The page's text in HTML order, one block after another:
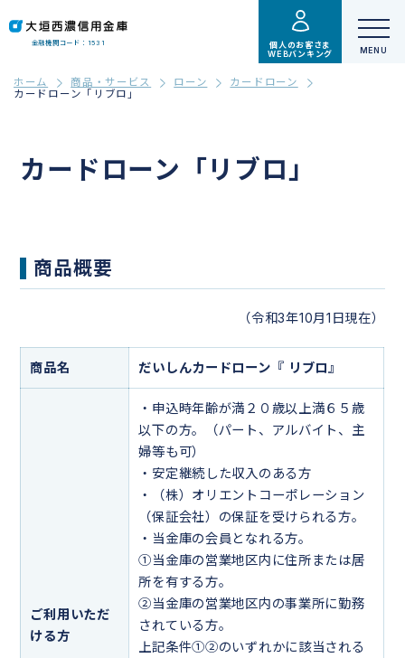
金融機関コード：1531
個人のお客さま
WEBバンキング
ホーム 商品・サービス ローン
カードローン
カードローン「リブロ」
カードローン「リブロ」
商品概要
（令和3年10月1日現在）
商品名 だいしんカードローン『 リブロ』
ご利用いただ
ける方
・申込時年齢が満２０歳以上満６５歳
以下の方。（パート、アルバイト、主
婦等も可）
・安定継続した収入のある方
・（株）オリエントコーポレーション
（保証会社）の保証を受けられる方。
・当金庫の会員となれる方。
①当金庫の営業地区内に住所または居
所を有する方。
②当金庫の営業地区内の事業所に勤務
されている方。
上記条件①②のいずれかに該当される